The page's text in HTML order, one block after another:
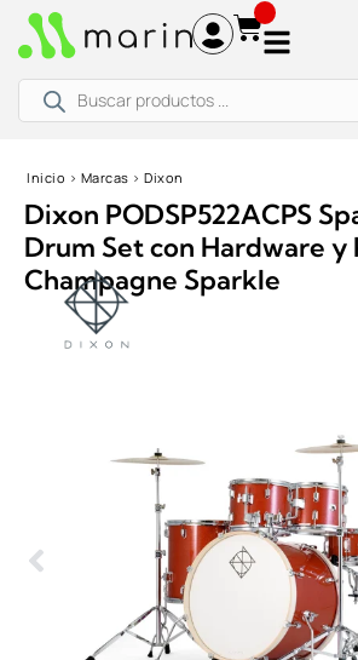
productos
Inicio › Marcas › Dixon
Dixon PODSP522ACPS
Drum Set con Hardware y
Champagne Sparkle